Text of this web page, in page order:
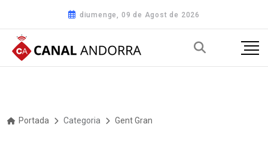
diumenge, 09 de Agost de 2026
Portada Categoria Gent Gran